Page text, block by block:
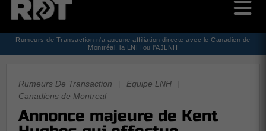
Rumeurs de Transaction n'a aucune affiliation directe avec le Canadien de
Montréal, la LNH ou l'AJLNH
Rumeurs De Transaction Equipe LNH
Canadiens de Montreal
Annonce majeure de Kent